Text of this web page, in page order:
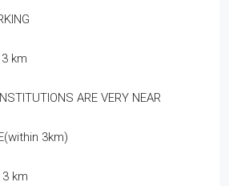
km
ARE VERY NEAR
3km)
3 km